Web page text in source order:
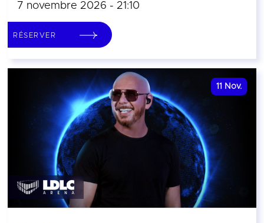
7 novembre 2026 - 21:10
RÉSERVER
11 Nov.